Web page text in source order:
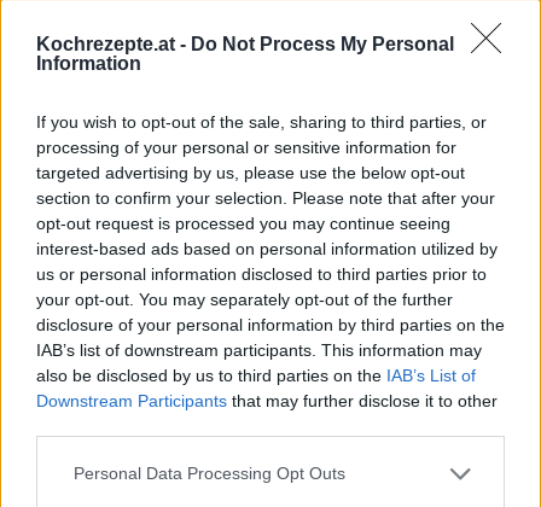
Kochrezepte.at - Do Not Process My Personal
Information
If you wish to opt-out of the sale, sharing to third parties, or
processing of your personal or sensitive information for
targeted advertising by us, please use the below opt-out
section to confirm your selection. Please note that after your
opt-out request is processed you may continue seeing
interest-based ads based on personal information utilized by
us or personal information disclosed to third parties prior to
your opt-out. You may separately opt-out of the further
disclosure of your personal information by third parties on the
IAB’s list of downstream participants. This information may
also be disclosed by us to third parties on the IAB’s List of
Downstream Participants that may further disclose it to other
Personal Data Processing Opt Outs
Eier
Rezepte/ Kuchen Rezepte/ Mehlspeisen Rezepte/ Obst
Zwetschken Rezepte/ Nachspeisen Rezepte / Pflaumen-
Rezepte
Top
Ähnliche Rezepte
Mohn-Topfenkuchen
Mittel
Topfenkuchen mit Eierlikör
Leicht